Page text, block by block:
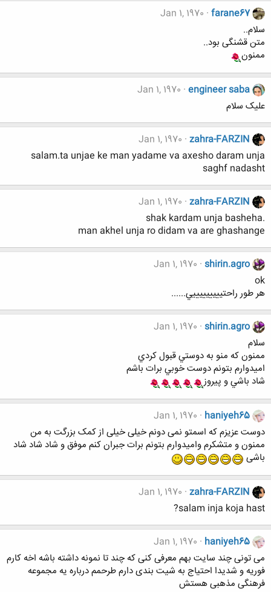
farane67
Jan 1, 1970
سلام..
متن قشنگی بود..
ممنون
engineer saba
Jan 1, 1970
علیک سلام
zahra-FARZIN
Jan 1, 1970
salam.ta unjae ke man yadame va axesho daram unja
saghf nadasht
zahra-FARZIN
Jan 1, 1970
.shak kardam unja basheha
man akhel unja ro didam va are ghashange
shirin.agro
Jan 1, 1970
ok
هر طور راحتيييييييييي......
shirin.agro
Jan 1, 1970
سلام
ممنون كه منو به دوستي قبول كردي
اميدوارم بتونم دوست خوبي برات باشم
شاد باشي و پيروز
haniyeh65
Jan 1, 1970
دوست عزیزم که اسمتو نمی دونم خیلی خیلی از کمک بزرگت به من
ممنون و متشکرم وامیدوارم بتونم برات جبران کنم موفق و شاد شاد شاد
باشی
zahra-FARZIN
Jan 1, 1970
salam inja koja hast?
haniyeh65
Jan 1, 1970
می تونی چند سایت بهم معرفی کنی که چند تا نمونه داشته باشه اخه کارم
فوریه و شدیدا احتیاج به شیت بندی دارم طرحمم درباره یه مجموعه
فرهنگی مذهبی هستش